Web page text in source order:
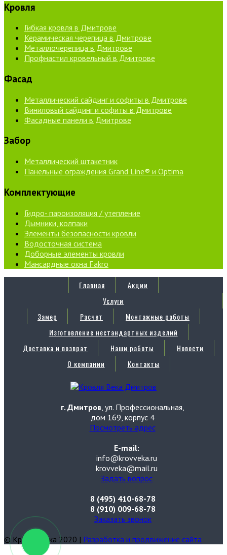
Кровля
Гибкая кровля в Дмитрове
Керамическая черепица в Дмитрове
Металлочерепица в Дмитрове
Профнастил кровельный в Дмитрове
Фасад
Металлический сайдинг и софиты в Дмитрове
Виниловый сайдинг и софиты в Дмитрове
Фасадные панели в Дмитрове
Забор
Металлический штакетник
Панельные ограждения Grand Line® и Optima
Комплектующие
Гидро- пароизоляция / утепление
Дымники, колпаки
Элементы безопасности кровли
Водосточная система
Доборные элементы кровли
Мансардные окна Fakro
Главная
Акции
Услуги
Замер
Расчет
Монтажные работы
Изготовление нестандартных изделий
Доставка и возврат
Наши работы
Новости
О компании
Контакты
г. Дмитров , ул. Профессиональная,
дом 169, корпус 4
Посмотреть адрес
E-mail:
info@krovveka.ru
krovveka@mail.ru
Задать вопрос
8 (495) 410-68-78
8 (910) 009-68-78
Заказать звонок
© Кровля Века 2020 | Разработка и продвижение сайта